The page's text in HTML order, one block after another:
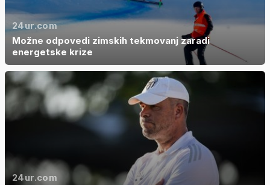
24ur.com
Možne odpovedi zimskih tekmovanj zaradi
energetske krize
24ur.com